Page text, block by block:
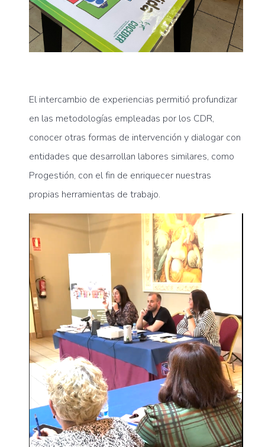
El intercambio de experiencias permitió profundizar
en las metodologías empleadas por los CDR,
conocer otras formas de intervención y dialogar con
entidades que desarrollan labores similares, como
Progestión, con el fin de enriquecer nuestras
propias herramientas de trabajo.